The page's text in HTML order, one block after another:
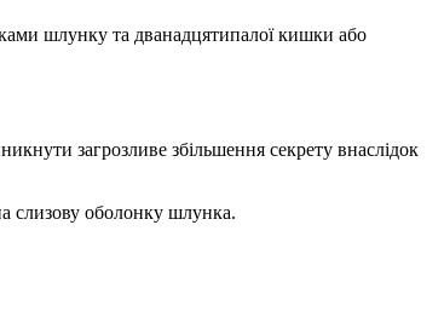
шлунку та дванадцятипалої кишки або
загрозливе збільшення секрету внаслідок
слизову оболонку шлунка.